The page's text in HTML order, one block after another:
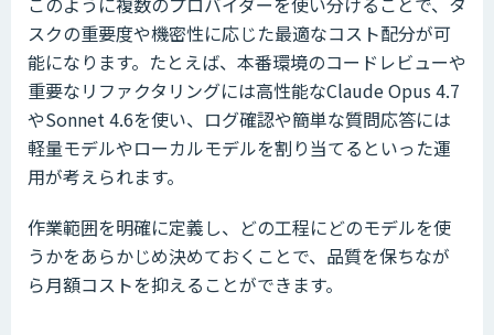
スクの重要度や機密性に応じた最適なコスト配分が可
能になります。たとえば、本番環境のコードレビューや
重要なリファクタリングには高性能なClaude Opus 4.7
やSonnet 4.6を使い、ログ確認や簡単な質問応答には
軽量モデルやローカルモデルを割り当てるといった運
用が考えられます。
作業範囲を明確に定義し、どの工程にどのモデルを使
うかをあらかじめ決めておくことで、品質を保ちなが
ら月額コストを抑えることができます。